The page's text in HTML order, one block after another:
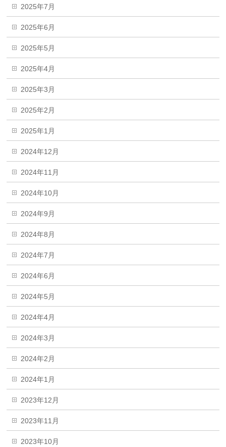
2025年7月
2025年6月
2025年5月
2025年4月
2025年3月
2025年2月
2025年1月
2024年12月
2024年11月
2024年10月
2024年9月
2024年8月
2024年7月
2024年6月
2024年5月
2024年4月
2024年3月
2024年2月
2024年1月
2023年12月
2023年11月
2023年10月